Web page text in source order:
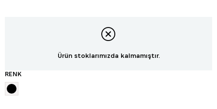
Ürün stoklarımızda kalmamıştır.
RENK